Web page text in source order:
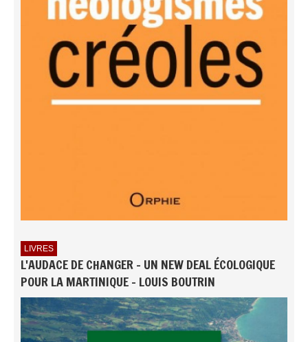
LIVRES
L'AUDACE DE CHANGER - UN NEW DEAL ÉCOLOGIQUE
POUR LA MARTINIQUE - LOUIS BOUTRIN